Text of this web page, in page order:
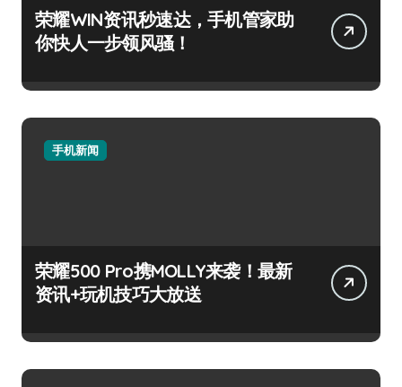
荣耀WIN资讯秒速达，手机管家助
你快人一步领风骚！
手机新闻
荣耀500 Pro携MOLLY来袭！最新
资讯+玩机技巧大放送